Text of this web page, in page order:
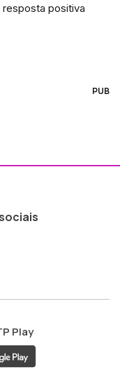
positiva
PUB
ao
Play